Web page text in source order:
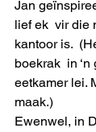
Jan
lief ek  vir die
kantoor is.
boekrak  in
eetkamer lei.
maak.)
Ewenwel, in